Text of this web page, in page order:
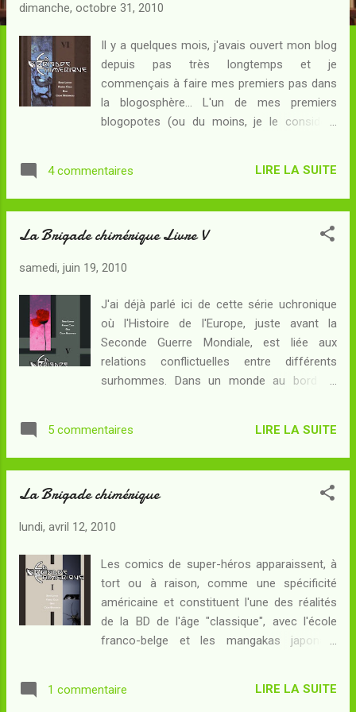
dimanche, octobre 31, 2010
Il y a quelques mois, j'avais ouvert mon blog
depuis pas très longtemps et je
commençais à faire mes premiers pas dans
la blogosphère... L'un de mes premiers
blogopotes (ou du moins, je le considère
surprenant : La Brigade chimérique . Le sujet,
une histoire de super-héros en Europe à la
Cela tombait bien, c'était pour moi la veille
le jour du départ, et je prévoyais d'avoir un
trains... De quoi me procurer dans une
librairie le premier tome de la série pour me
lancer dedans. Je ne fus pas long, dans le
TGV, à me dire que Guillaume le Traqueur
Stellaire (le blogopote sus-cité), avait bien
bonne BD que de l'excellente SF. J'en ai déjà
4 commentaires LIRE LA SUITE
La Brigade chimérique Livre V
samedi, juin 19, 2010
J'ai déjà parlé ici de cette série uchronique
où l'Histoire de l'Europe, juste avant la
Seconde Guerre Mondiale, est liée aux
relations conflictuelles entre différents
surhommes. Dans un monde au bord de
cause. Et dans cet avant-dernier tome, la
situation devient de plus en plus critique pour
le sait pas encore, mais l'impossible a eu
l'Allemagne, vient de signer un pacte de non-
l'organisation "Nous Autres" qui dirige l'Union
Soviétique. C'est un échec sans précédent
pour la diplomatie de la France et du
Royaume-Unis, et qui pèsera lourd sur le sort
de l'Europe. La Pologne est encerclée par
la carte. Déjà les zeppelins frappés de la
5 commentaires LIRE LA SUITE
La Brigade chimérique
lundi, avril 12, 2010
Les comics de super-héros apparaissent, à
tort ou à raison, comme une spécificité
américaine et constituent l'une des réalités
de la BD de l'âge "classique", avec l'école
franco-belge et les mangakas japonais.
dessinateurs de l'école franco-belge, n'ont à
1 commentaire LIRE LA SUITE